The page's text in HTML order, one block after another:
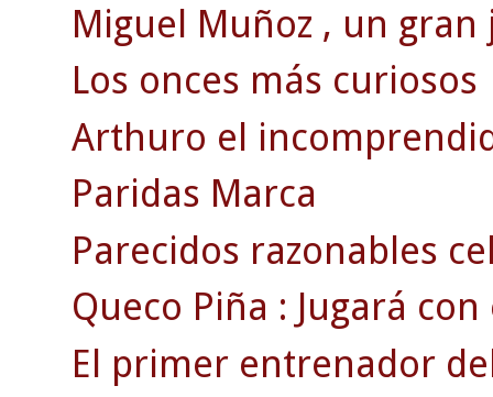
Miguel Muñoz , un
Los onces más curiosos
Arthuro el
Paridas Marca
Parecidos razonables
Queco Piña : Jugará
El primer entrenador